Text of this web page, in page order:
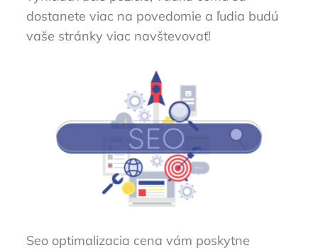
dostanete viac na povedomie a ľudia budú
vaše stránky viac navštevovať!
Seo optimalizacia cena vám poskytne